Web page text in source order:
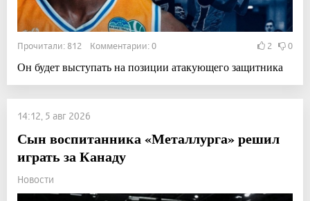
Прочитали: 812 Комментарии: 0 2 0
Он будет выступать на позиции атакующего защитника
14:12, 5 авг 2026
Сын воспитанника «Металлурга» решил
играть за Канаду
Новости